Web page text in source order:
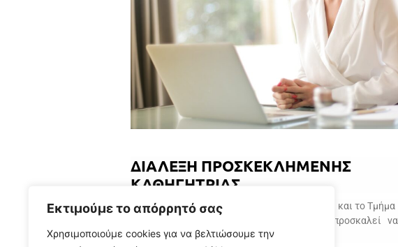
Εκτιμούμε το απόρρητό σας
Χρησιμοποιούμε cookies για να βελτιώσουμε την
ΔΙΑΛΕΞΗ ΠΡΟΣΚΕΚΛΗΜΕΝΗΣ
ΚΑΘΗΓΗΤΡΙΑΣ
Το MΠΣ ΨΗΦΙΑΚΗ ΚΑΙΝΟΤΟΜΙΑ ΚΑΙ ΔΙΟΙΚΗΣΗ και το Τμήμα
Διοικητικής Επιστήμης και Τεχνολογίας σας προσκαλεί να
παρακολουθήσετε την Δευτέρα 6/10/25